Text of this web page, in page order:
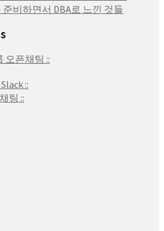
비하면서 DBA로 느낀 것들
오픈채팅 ::
::
팅 ::